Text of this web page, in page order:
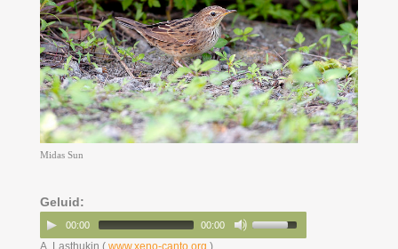
Midas Sun
Geluid:
00:00 00:00
A. Lasthukin ( www.xeno-canto.org )